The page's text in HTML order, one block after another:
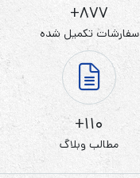
877+
سفارشات تکمیل شده
110+
مطالب وبلاگ